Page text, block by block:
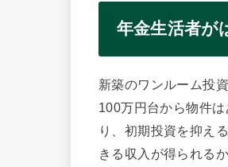
年金生活者が
新築のワンルーム投
100万円台から物件
り、初期投資を抑え
きる収入が得られる